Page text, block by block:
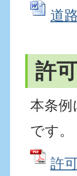
道
許
本条例
です。
許